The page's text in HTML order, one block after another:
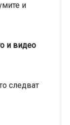
и
и видео
следват